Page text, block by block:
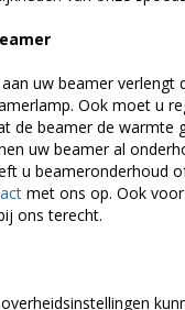
uw beamer verlengt
Ook moet u
de beamer de warmte
uw beamer al
u beameronderhoud
met ons op. Ook
ons terecht.